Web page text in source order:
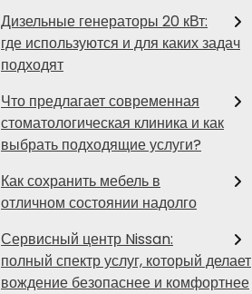
Дизельные генераторы 20 кВт:
где используются и для каких задач
подходят
Что предлагает современная
стоматологическая клиника и как
выбрать подходящие услуги?
Как сохранить мебель в
отличном состоянии надолго
Сервисный центр Nissan:
полный спектр услуг, который делает
вождение безопаснее и комфортнее